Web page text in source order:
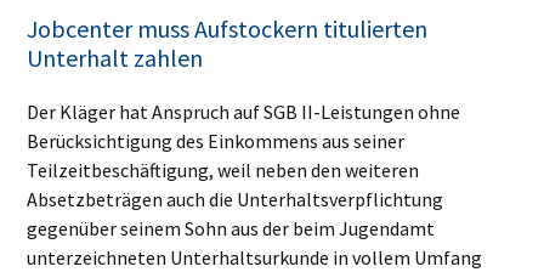
Jobcenter muss Aufstockern titulierten
Unterhalt zahlen
Der Kläger hat Anspruch auf SGB II-Leistungen ohne
Berücksichtigung des Einkommens aus seiner
Teilzeitbeschäftigung, weil neben den weiteren
Absetzbeträgen auch die Unterhaltsverpflichtung
gegenüber seinem Sohn aus der beim Jugendamt
unterzeichneten Unterhaltsurkunde in vollem Umfang